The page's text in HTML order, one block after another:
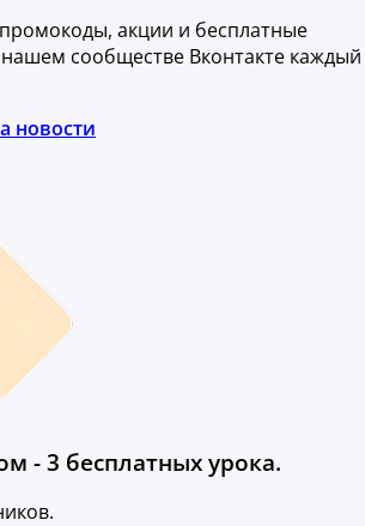
акции и бесплатные
сообществе Вконтакте каждый
новости
- 3 бесплатных урока.